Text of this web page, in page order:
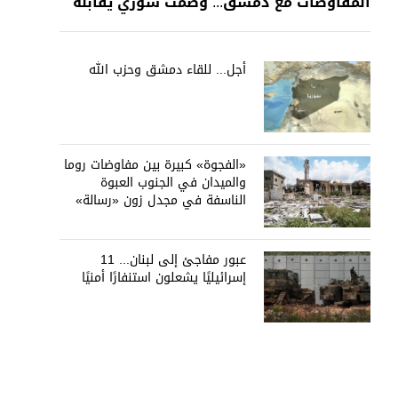
أجل... للقاء دمشق وحزب الله
«الفجوة» كبيرة بين مفاوضات روما
والميدان في الجنوب العبوة
الناسفة في مجدل زون «رسالة»
عبور مفاجئ إلى لبنان... 11
إسرائيليًا يشعلون استنفارًا أمنيًا